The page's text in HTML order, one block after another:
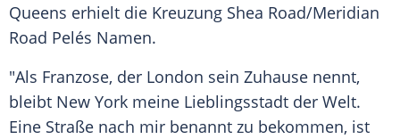
Queens erhielt die Kreuzung Shea Road/Meridian
Road Pelés Namen.
"Als Franzose, der London sein Zuhause nennt,
bleibt New York meine Lieblingsstadt der Welt.
Eine Straße nach mir benannt zu bekommen, ist